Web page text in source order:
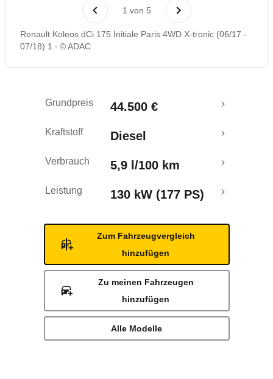
Rückrufe & Mängel
Crashtest
1 von 5
Renault Koleos dCi 175 Initiale Paris 4WD X-tronic (06/17 -
07/18) 1
© ADAC
Grundpreis 44.500 €
Kraftstoff Diesel
Verbrauch 5,9 l/100 km
Leistung 130 kW (177 PS)
Zum Fahrzeugvergleich
hinzufügen
Zu meinen Fahrzeugen
hinzufügen
Alle Modelle